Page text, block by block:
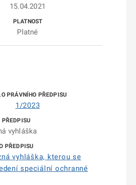
15.04.2021
Platné
1/2023
vyhláška
vyhláška, kterou se
speciální ochranné